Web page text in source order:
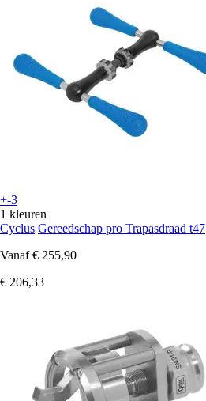
+-3
1 kleuren
Cyclus Gereedschap pro Trapasdraad t47
Vanaf € 255,90
€ 206,33